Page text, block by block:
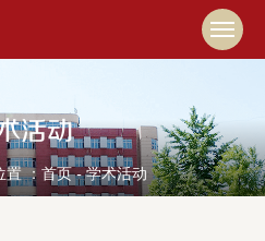
活动
： 首页-学术活动